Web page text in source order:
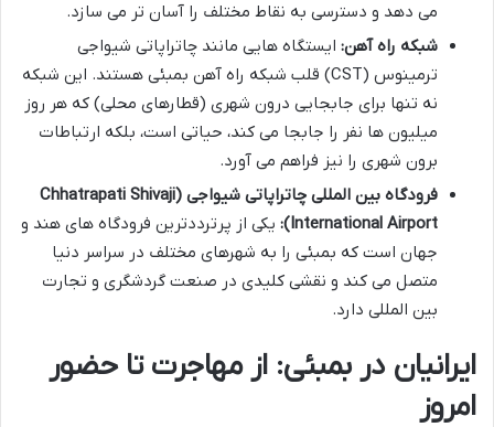
می دهد و دسترسی به نقاط مختلف را آسان تر می سازد.
شبکه راه آهن: ایستگاه هایی مانند چاتراپاتی شیواجی
ترمینوس (CST) قلب شبکه راه آهن بمبئی هستند. این شبکه
نه تنها برای جابجایی درون شهری (قطارهای محلی) که هر روز
میلیون ها نفر را جابجا می کند، حیاتی است، بلکه ارتباطات
برون شهری را نیز فراهم می آورد.
فرودگاه بین المللی چاتراپاتی شیواجی (Chhatrapati Shivaji
International Airport):
یکی از پرترددترین فرودگاه های هند و
جهان است که بمبئی را به شهرهای مختلف در سراسر دنیا
متصل می کند و نقشی کلیدی در صنعت گردشگری و تجارت
بین المللی دارد.
ایرانیان در بمبئی: از مهاجرت تا حضور
امروز